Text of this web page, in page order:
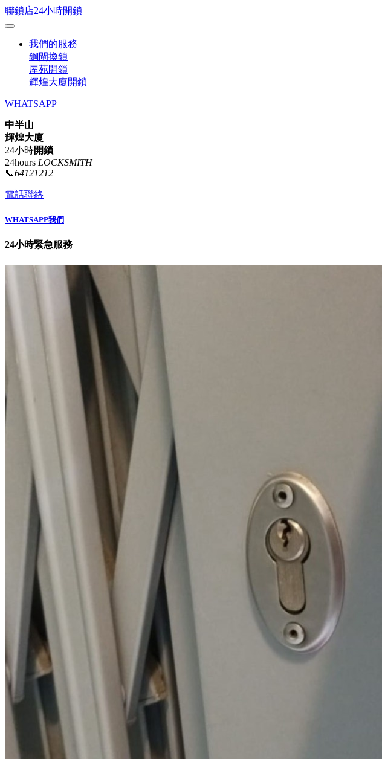
聯鎖店24小時開鎖
我們的服務
鋼閘換鎖
屋苑開鎖
輝煌大廈開鎖
WHATSAPP
中半山
輝煌大廈
24小時開鎖
24hours LOCKSMITH
📞64121212
電話聯絡
WHATSAPP我們
24小時緊急服務